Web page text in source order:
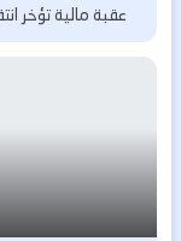
عقبة مالية تؤخر